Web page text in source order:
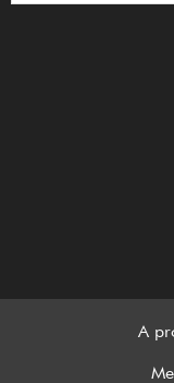
A